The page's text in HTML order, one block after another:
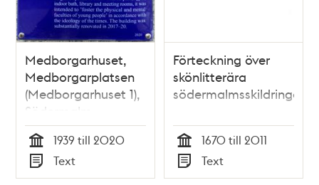
Medborgarhuset,
Medborgarplatsen
(Medborgarhuset 1),
Södermalm
Tid
1939 till 2020
Typ
Text
Förteckning över
skönlitterära
södermalmsskildringar
Tid
1670 till 2011
Typ
Text